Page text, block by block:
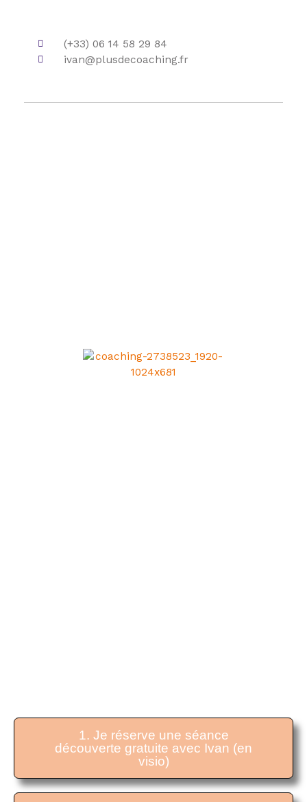
(+33) 06 14 58 29 84
ivan@plusdecoaching.fr
1. Je réserve une séance
découverte gratuite avec Ivan (en
visio)